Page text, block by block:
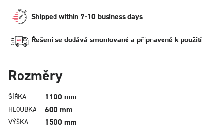
Shipped within 7-10 business days
Řešení se dodává smontované a připravené k použití
Rozměry
ŠÍŘKA 1100 mm
HLOUBKA 600 mm
VÝŠKA
1500 mm